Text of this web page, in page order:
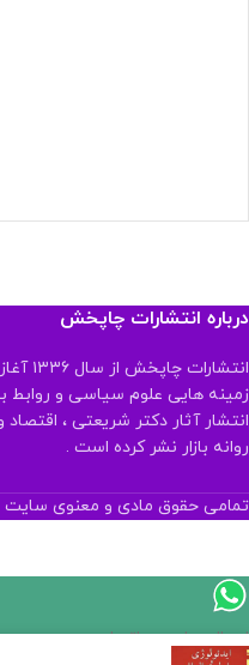
درباره انتشارات چاپخش
زمینه هایی علوم سیاسی و روابط
روانه بازار نشر کرده است .
تمامی حقوق مادی و معنوی سایت
اگر